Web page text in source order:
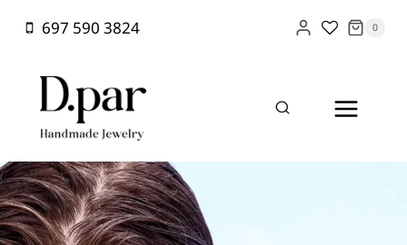
697 590 3824 0